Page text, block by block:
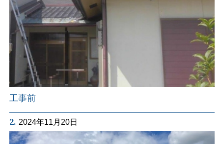
工事前
2. 2024年11月20日